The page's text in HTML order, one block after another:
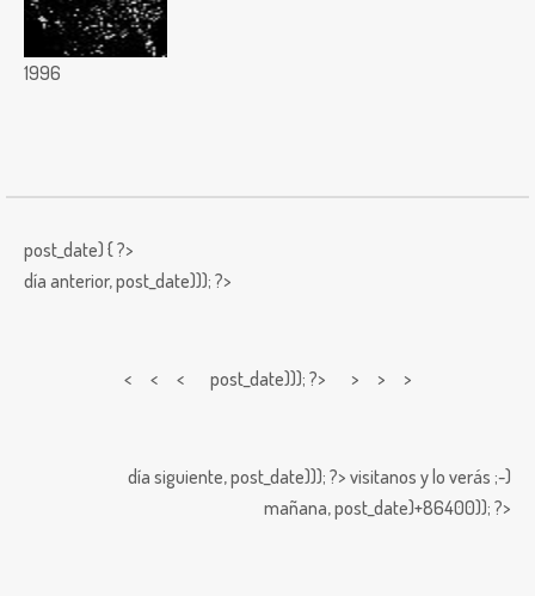
1996
post_date) { ?>
día anterior,post_date))); ?>
< < < post_date))); ?> > > >
día siguiente,post_date))); ?> visitanos y lo verás ;-)
mañana,post_date)+86400)); ?>